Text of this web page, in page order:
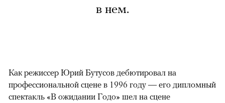
в нем.
Как режиссер Юрий Бутусов дебютировал на
профессиональной сцене в 1996 году — его дипломный
спектакль «В ожидании Годо» шел на сцене